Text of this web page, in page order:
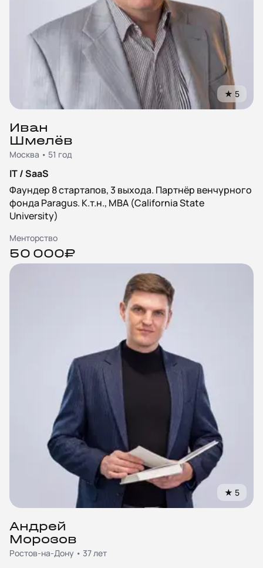
★ 5
Иван
Шмелёв
Москва • 51 год
IT / SaaS
Фаундер 8 стартапов, 3 выхода. Партнёр венчурного
фонда Paragus. К.т.н., MBA (California State
University)
Менторство
50 000₽
★ 5
Андрей
Морозов
Ростов-на-Дону • 37 лет